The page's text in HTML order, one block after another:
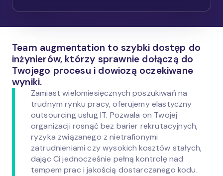
Team augmentation to szybki dostęp do
inżynierów, którzy sprawnie dołączą do
Twojego procesu i dowiozą oczekiwane
wyniki.
Zamiast wielomiesięcznych poszukiwań na
trudnym rynku pracy, oferujemy elastyczny
outsourcing usług IT. Pozwala on Twojej
organizacji rosnąć bez barier rekrutacyjnych,
ryzyka związanego z nietrafionymi
zatrudnieniami czy wysokich kosztów stałych,
dając Ci jednocześnie pełną kontrolę nad
tempem prac i jakością dostarczanego kodu.